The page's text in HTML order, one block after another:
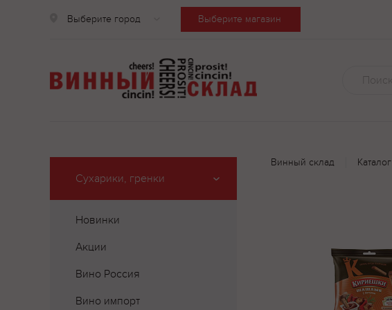
Выберите город Выберите магазин
Сухарики, гренки
Новинки
Акции
Вино Россия
Вино импорт
Винный склад Каталог